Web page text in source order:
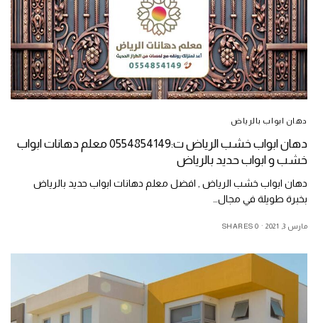
دهان ابواب بالرياض
دهان ابواب خشب الرياض ت:0554854149 معلم دهانات ابواب
خشب و ابواب حديد بالرياض
دهان ابواب خشب الرياض , افضل معلم دهانات ابواب حديد بالرياض
بخبرة طويلة في مجال…
مارس 3, 2021 0 SHARES